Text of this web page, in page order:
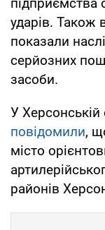
ударів. Також
показали
серйозних
засоби.
У Херсонській
повідомили,
місто
районів